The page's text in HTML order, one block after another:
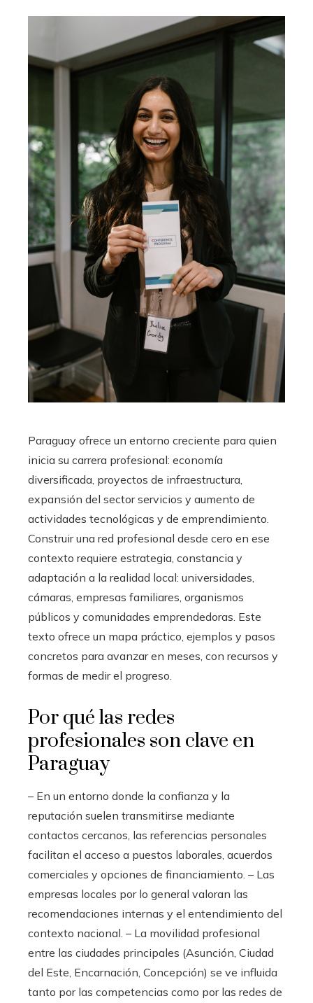
Paraguay ofrece un entorno creciente para quien
inicia su carrera profesional: economía
diversificada, proyectos de infraestructura,
expansión del sector servicios y aumento de
actividades tecnológicas y de emprendimiento.
Construir una red profesional desde cero en ese
contexto requiere estrategia, constancia y
adaptación a la realidad local: universidades,
cámaras, empresas familiares, organismos
públicos y comunidades emprendedoras. Este
texto ofrece un mapa práctico, ejemplos y pasos
concretos para avanzar en meses, con recursos y
formas de medir el progreso.
Por qué las redes
profesionales son clave en
Paraguay
– En un entorno donde la confianza y la
reputación suelen transmitirse mediante
contactos cercanos, las referencias personales
facilitan el acceso a puestos laborales, acuerdos
comerciales y opciones de financiamiento. – Las
empresas locales por lo general valoran las
recomendaciones internas y el entendimiento del
contexto nacional. – La movilidad profesional
entre las ciudades principales (Asunción, Ciudad
del Este, Encarnación, Concepción) se ve influida
tanto por las competencias como por las redes de